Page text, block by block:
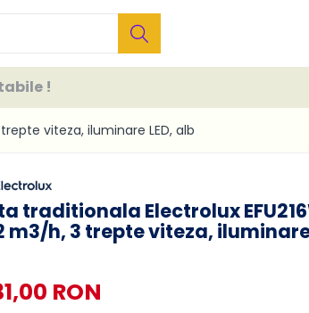
!
viteza, iluminare LED, alb
traditionala Electrolux
m3/h, 3 trepte viteza, iluminare
RON